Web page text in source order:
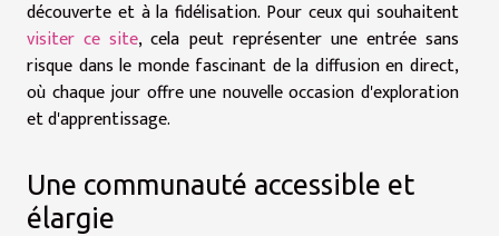
découverte et à la fidélisation. Pour ceux qui souhaitent
visiter ce site, cela peut représenter une entrée sans
risque dans le monde fascinant de la diffusion en direct,
où chaque jour offre une nouvelle occasion d'exploration
et d'apprentissage.
Une communauté accessible et
élargie